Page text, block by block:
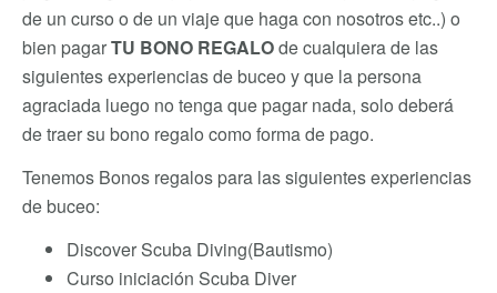
de un curso o de un viaje que haga con nosotros etc..) o
bien pagarTU BONO REGALOde cualquiera de las
siguientes experiencias de buceo y que la persona
agraciada luego no tenga que pagar nada, solo deberá
de traer su bono regalo como forma de pago.
Tenemos Bonos regalos para las siguientes experiencias
de buceo:
Discover Scuba Diving(Bautismo)
Curso iniciación Scuba Diver